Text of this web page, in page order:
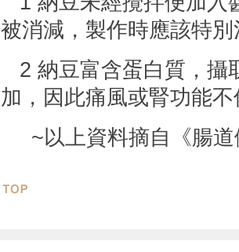
被消減，製作時應該特
2 納豆富含蛋白質，攝
加，因此痛風或腎功能
~以上資料摘自
《腸